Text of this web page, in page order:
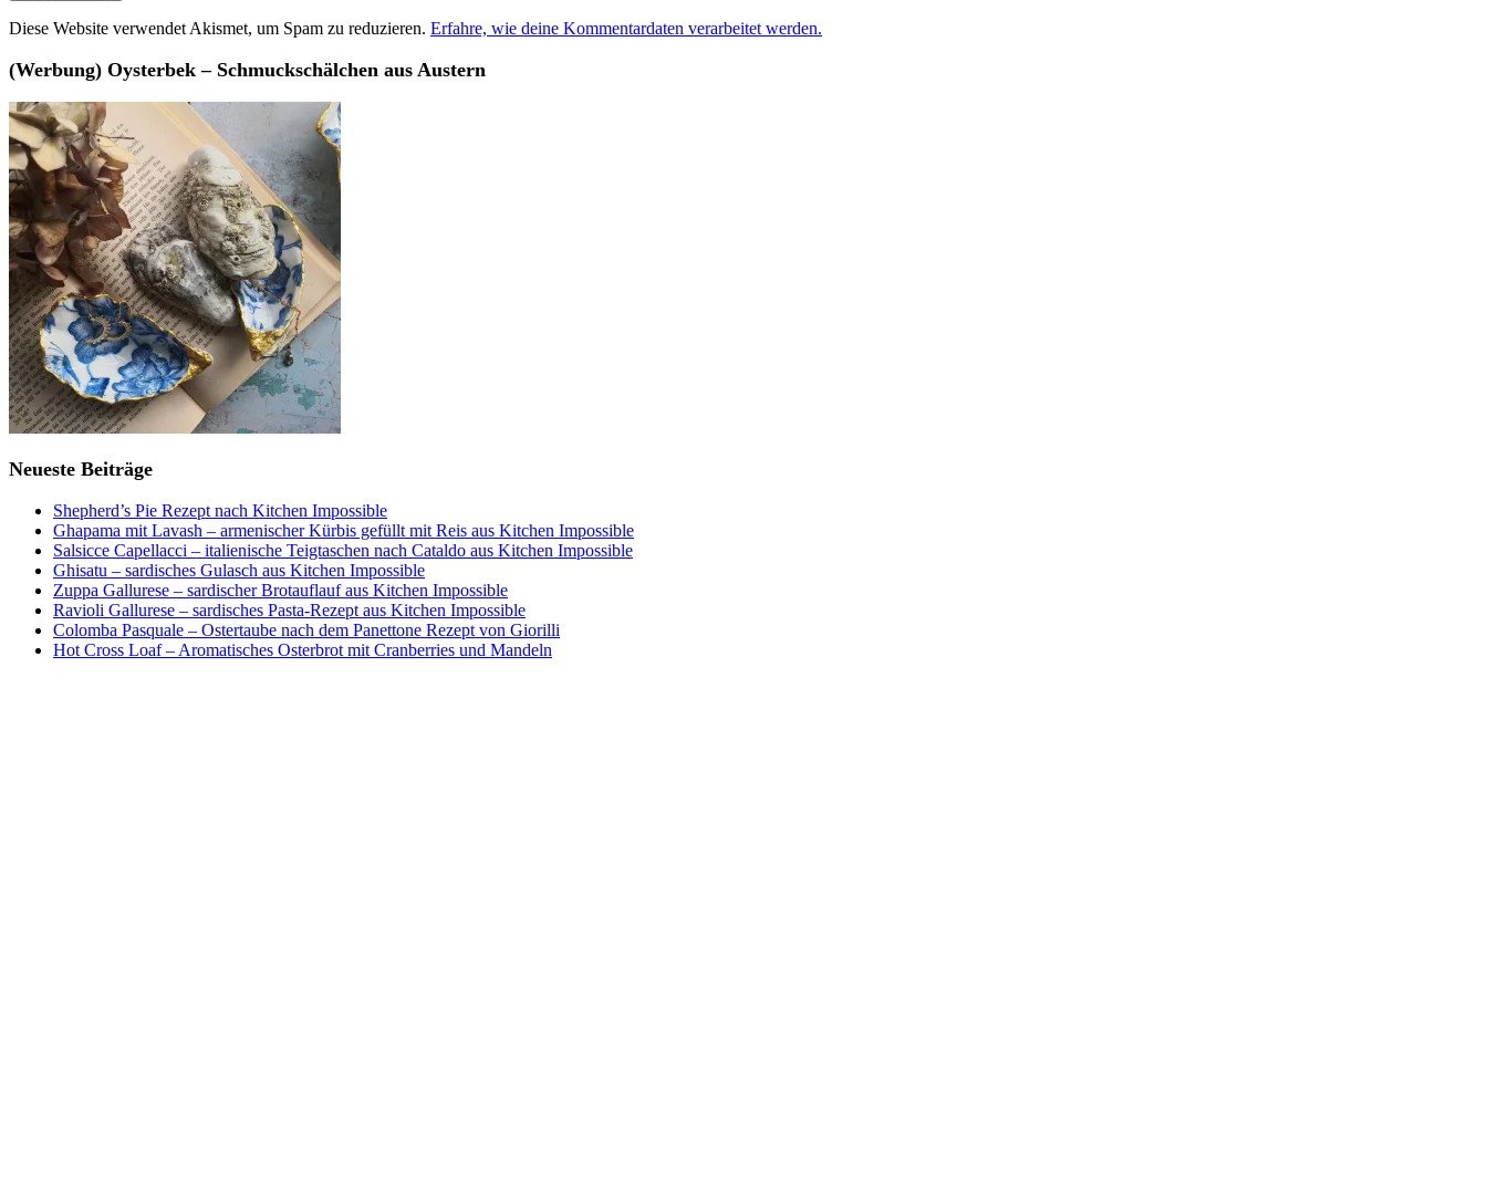
Diese Website verwendet Akismet, um Spam zu reduzieren. Erfahre, wie deine Kommentardaten verarbeitet werden.
(Werbung) Oysterbek – Schmuckschälchen aus Austern
Neueste Beiträge
Shepherd’s Pie Rezept nach Kitchen Impossible
Ghapama mit Lavash – armenischer Kürbis gefüllt mit Reis aus Kitchen Impossible
Salsicce Capellacci – italienische Teigtaschen nach Cataldo aus Kitchen Impossible
Ghisatu – sardisches Gulasch aus Kitchen Impossible
Zuppa Gallurese – sardischer Brotauflauf aus Kitchen Impossible
Ravioli Gallurese – sardisches Pasta-Rezept aus Kitchen Impossible
Colomba Pasquale – Ostertaube nach dem Panettone Rezept von Giorilli
Hot Cross Loaf – Aromatisches Osterbrot mit Cranberries und Mandeln